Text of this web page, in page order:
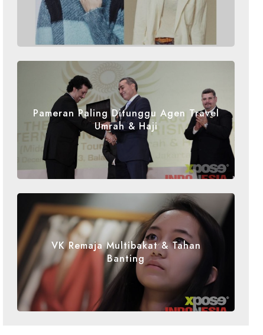
Pameran Paling Ditunggu Agen Travel
Umrah & Haji
VK Remaja Multibakat & Tahan
Banting